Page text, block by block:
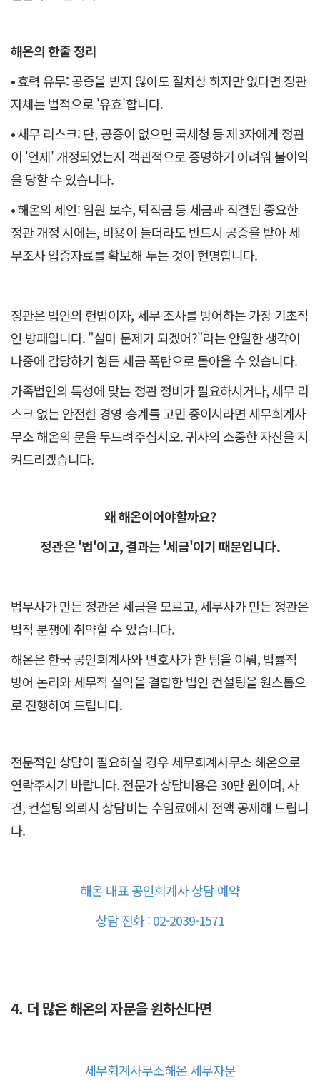
해온의 한줄 정리
•효력 유무: 공증을 받지 않아도 절차상 하자만 없다면 정관
자체는 법적으로 '유효'합니다.
•세무 리스크: 단, 공증이 없으면 국세청 등 제3자에게 정관
이 '언제' 개정되었는지 객관적으로 증명하기 어려워 불이익
을 당할 수 있습니다.
•해온의 제언: 임원 보수, 퇴직금 등 세금과 직결된 중요한
정관 개정 시에는, 비용이 들더라도 반드시 공증을 받아 세
무조사 입증자료를 확보해 두는 것이 현명합니다.
정관은 법인의 헌법이자, 세무 조사를 방어하는 가장 기초적
인 방패입니다. "설마 문제가 되겠어?"라는 안일한 생각이
나중에 감당하기 힘든 세금 폭탄으로 돌아올 수 있습니다.
가족법인의 특성에 맞는 정관 정비가 필요하시거나, 세무 리
스크 없는 안전한 경영 승계를 고민 중이시라면 세무회계사
무소 해온의 문을 두드려주십시오. 귀사의 소중한 자산을 지
켜드리겠습니다.
왜 해온이어야할까요?
정관은 '법'이고, 결과는 '세금'이기 때문입니다.
법무사가 만든 정관은 세금을 모르고, 세무사가 만든 정관은
법적 분쟁에 취약할 수 있습니다.
해온은 한국 공인회계사와 변호사가 한 팀을 이뤄, 법률적
방어 논리와 세무적 실익을 결합한 법인 컨설팅을 원스톱으
로 진행하여 드립니다.
전문적인 상담이 필요하실 경우 세무회계사무소 해온으로
연락주시기 바랍니다. 전문가 상담비용은 30만 원이며, 사
건, 컨설팅 의뢰시 상담비는 수임료에서 전액 공제해 드립니
다.
해온 대표 공인회계사 상담 예약
상담 전화 : 02-2039-1571
4. 더 많은 해온의 자문을 원하신다면
세무회계사무소해온 세무자문